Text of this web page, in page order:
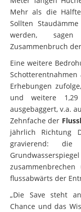
Mehr als die
Sollten
werden,
Zusammenbruch
Eine weitere
Erhebungen
und weitere
ausgebaggert, v.a.
Zehnfache der
jährlich Richtung
gravierend:
flussabwärts der
„Die Save steht
Chance und das